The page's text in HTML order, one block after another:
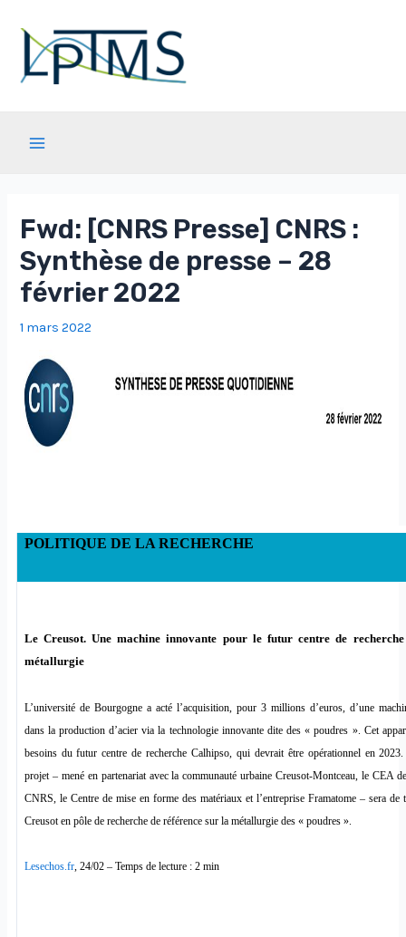
contenu
Fwd: [CNRS Presse] CNRS :
Synthèse de presse – 28
février 2022
1 mars 2022
POLITIQUE DE LA RECHERCHE
Le Creusot. Une machine innovante pour le futur centre de
métallurgie
L’université de Bourgogne a acté l’acquisition, pour 3 millions d’euros, d’une
dans la production d’acier via la technologie innovante dite des « poudres ». Cet
besoins du futur centre de recherche Calhipso, qui devrait être opérationnel en
projet – mené en partenariat avec la communauté urbaine Creusot-Montceau, le CEA
CNRS, le Centre de mise en forme des matériaux et l’entreprise Framatome – sera de
Creusot en pôle de recherche de référence sur la métallurgie des « poudres ».
Lesechos.fr, 24/02 – Temps de lecture : 2 min